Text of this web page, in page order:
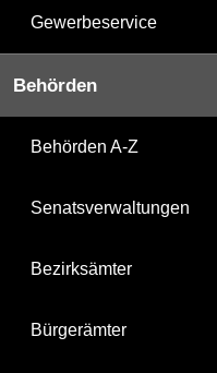
Gewerbeservice
Behörden
Behörden A-Z
Senatsverwaltungen
Bezirksämter
Bürgerämter